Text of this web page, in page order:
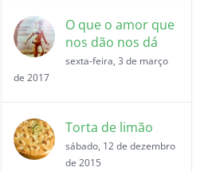
O que o amor que
nos dão nos dá
sexta-feira, 3 de março
de 2017
Torta de limão
sábado, 12 de dezembro
de 2015